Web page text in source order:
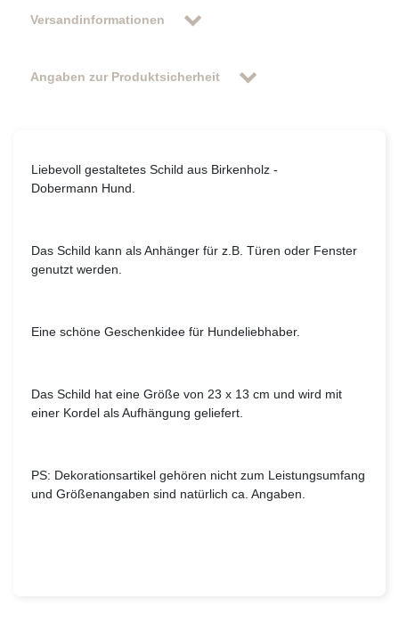
Versandinformationen
Angaben zur Produktsicherheit
Liebevoll gestaltetes Schild aus Birkenholz -
Dobermann Hund.
Das Schild kann als Anhänger für z.B. Türen oder Fenster
genutzt werden.
Eine schöne Geschenkidee für Hundeliebhaber.
Das Schild hat eine Größe von 23 x 13 cm und wird mit
einer Kordel als Aufhängung geliefert.
PS: Dekorationsartikel gehören nicht zum Leistungsumfang
und Größenangaben sind natürlich ca. Angaben.